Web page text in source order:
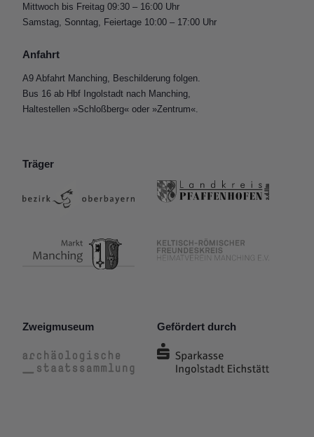
Mittwoch bis Freitag 09:30 – 16:00 Uhr
Samstag, Sonntag, Feiertage 10:00 – 17:00 Uhr
Anfahrt
A9 Abfahrt Manching, Beschilderung folgen.
Bus 16 ab Hbf Ingolstadt nach Manching,
Haltestellen »Schloßberg« oder »Zentrum«.
Träger
Zweigmuseum Gefördert durch